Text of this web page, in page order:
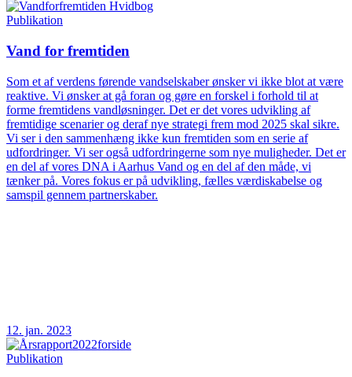
Publikation
Vand for fremtiden
Som et af verdens førende vandselskaber ønsker vi ikke blot at være
reaktive. Vi ønsker at gå foran og gøre en forskel i forhold til at
forme fremtidens vandløsninger. Det er det vores udvikling af
fremtidige scenarier og deraf nye strategi frem mod 2025 skal sikre.
Vi ser i den sammenhæng ikke kun fremtiden som en serie af
udfordringer. Vi ser også udfordringerne som nye muligheder. Det er
en del af vores DNA i Aarhus Vand og en del af den måde, vi
tænker på. Vores fokus er på udvikling, fælles værdiskabelse og
samspil gennem partnerskaber.
12. jan. 2023
Publikation